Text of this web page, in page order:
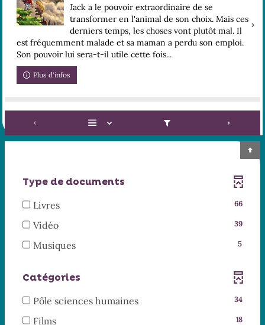
Jack a le pouvoir extraordinaire de se
transformer en l'animal de son choix. Mais ces
derniers temps, les choses vont plutôt mal. Il
est fréquemment malade et sa maman a perdu son emploi.
Son pouvoir lui sera-t-il utile cette fois...
Plus d'infos
Type de documents
Livres
66
-
-
ajouter
le
filtre
Vidéo 39
-
résultats
cocher
ajouter
Musiques 5
-
-
cocher
Catégories
Pôle sciences humaines
34
-
Films 18
-